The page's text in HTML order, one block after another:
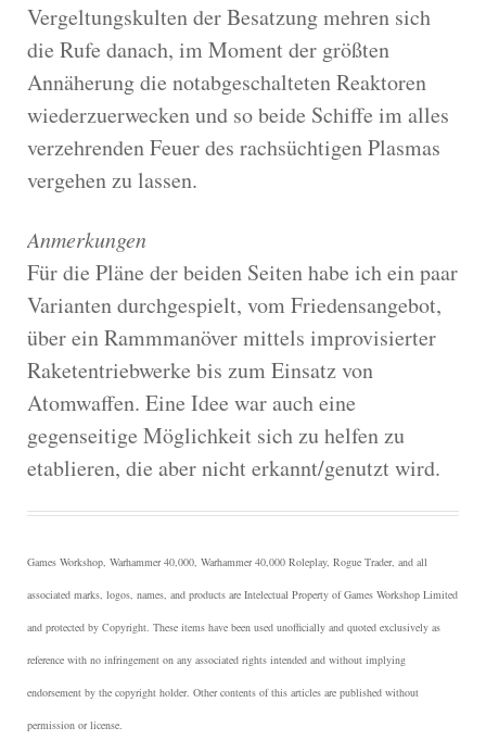
Vergeltungskulten der Besatzung mehren sich
die Rufe danach, im Moment der größten
Annäherung die notabgeschalteten Reaktoren
wiederzuerwecken und so beide Schiffe im alles
verzehrenden Feuer des rachsüchtigen Plasmas
vergehen zu lassen.
Anmerkungen
Für die Pläne der beiden Seiten habe ich ein paar
Varianten durchgespielt, vom Friedensangebot,
über ein Rammmanöver mittels improvisierter
Raketentriebwerke bis zum Einsatz von
Atomwaffen. Eine Idee war auch eine
gegenseitige Möglichkeit sich zu helfen zu
etablieren, die aber nicht erkannt/genutzt wird.
Games Workshop, Warhammer 40,000, Warhammer 40,000 Roleplay, Rogue Trader, and all
associated marks, logos, names, and products are Intelectual Property of Games Workshop Limited
and protected by Copyright. These items have been used unofficially and quoted exclusively as
reference with no infringement on any associated rights intended and without implying
endorsement by the copyright holder. Other contents of this articles are published without
permission or license.